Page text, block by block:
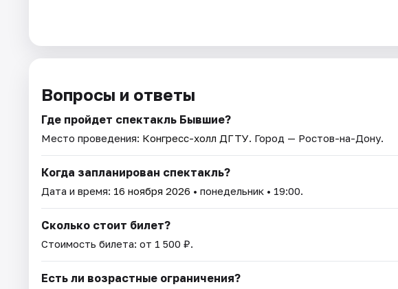
Вопросы и ответы
Где пройдет спектакль Бывшие?
Место проведения: Конгресс-холл ДГТУ. Город — Ростов-на-Дону.
Когда запланирован спектакль?
Дата и время: 16 ноября 2026 • понедельник • 19:00.
Сколько стоит билет?
Стоимость билета: от 1 500 ₽.
Есть ли возрастные ограничения?